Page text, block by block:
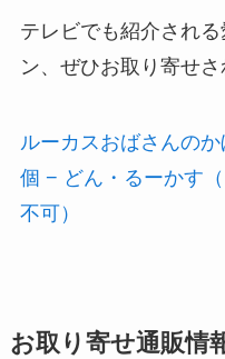
テレビでも紹介され
ン、ぜひお取り寄せさ
ルーカスおばさんの
個 − どん・るーかす
不可）
お取り寄せ通販情